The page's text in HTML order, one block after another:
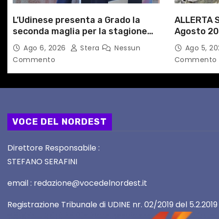
c
o
l
i
L’Udinese presenta a Grado la
seconda maglia per la stagione
2026/27
Ago 6, 2026 Stera
Nessun
Commento
ALLERTA
Agosto
alleAgo 5,
Commento
VOCE DEL NORDEST
Direttore Responsabile :
STEFANO SERAFINI
email : redazione@vocedelnordest.it
Registrazione Tribunale di UDINE nr. 02/2019 del 5.2.2019